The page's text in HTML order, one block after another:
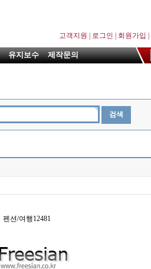
고객지원 로그인 회원가입
유지보수 제작문의
펜션/여행12481